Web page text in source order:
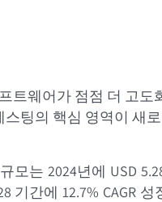
웨어가 점점 더 고도
팅의 핵심 영역이 새
는 2024년에 USD
기간에 12.7% CAGR